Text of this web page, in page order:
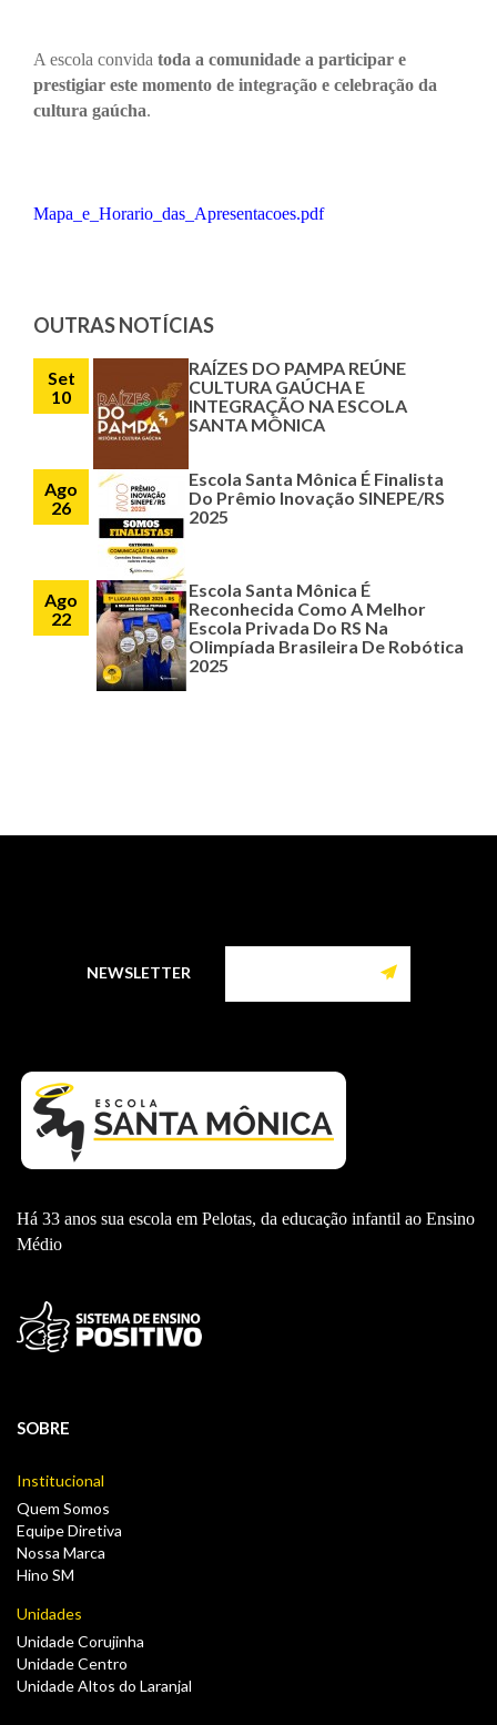
A escola convida toda a comunidade a participar e
prestigiar este momento de integração e celebração da
cultura gaúcha.
Mapa_e_Horario_das_Apresentacoes.pdf
OUTRAS NOTÍCIAS
Set
10
RAÍZES DO PAMPA REÚNE
CULTURA GAÚCHA E
INTEGRAÇÃO NA ESCOLA
SANTA MÔNICA
Ago
26
Escola Santa Mônica É Finalista
Do Prêmio Inovação SINEPE/RS
2025
Ago
22
Escola Santa Mônica É
Reconhecida Como A Melhor
Escola Privada Do RS Na
Olimpíada Brasileira De Robótica
2025
NEWSLETTER
Há 33 anos sua escola em Pelotas, da educação infantil ao Ensino
Médio
SOBRE
Institucional
Quem Somos
Equipe Diretiva
Nossa Marca
Hino SM
Unidades
Unidade Corujinha
Unidade Centro
Unidade Altos do Laranjal